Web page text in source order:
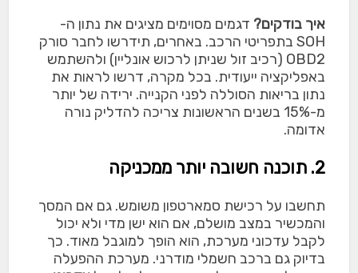
איך בודקים? דגמים מסוימים מציגים את נתון ה-
SOH בתפריטי הרכב. באחרים, תידרשו לחבר סורק
OBD2 (רכיב זול שניתן לרכוש אונליין) ולהשתמש
באפליקציה ייעודית. בכל מקרה, דרשו לראות את
נתון בריאות הסוללה לפני הקנייה. ירידה של יותר
מ-15% בשנים הראשונות צריכה להדליק נורה
אדומה.
2. תוכנה חשובה יותר ממכניקה
תחשבו על רכישת סמארטפון משומש. גם אם המסך
והמכשיר במצב מושלם, אם הוא ישן מדי ולא יכול
לקבל עדכוני מערכת, הוא הופך למוגבל מאוד. כך
בדיוק גם ברכב חשמלי מודרני. מערכת ההפעלה